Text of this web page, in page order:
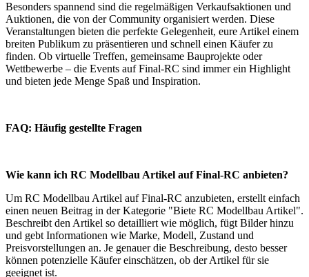
Besonders spannend sind die regelmäßigen Verkaufsaktionen und
Auktionen, die von der Community organisiert werden. Diese
Veranstaltungen bieten die perfekte Gelegenheit, eure Artikel einem
breiten Publikum zu präsentieren und schnell einen Käufer zu
finden. Ob virtuelle Treffen, gemeinsame Bauprojekte oder
Wettbewerbe – die Events auf Final-RC sind immer ein Highlight
und bieten jede Menge Spaß und Inspiration.
FAQ: Häufig gestellte Fragen
Wie kann ich RC Modellbau Artikel auf Final-RC anbieten?
Um RC Modellbau Artikel auf Final-RC anzubieten, erstellt einfach
einen neuen Beitrag in der Kategorie "Biete RC Modellbau Artikel".
Beschreibt den Artikel so detailliert wie möglich, fügt Bilder hinzu
und gebt Informationen wie Marke, Modell, Zustand und
Preisvorstellungen an. Je genauer die Beschreibung, desto besser
können potenzielle Käufer einschätzen, ob der Artikel für sie
geeignet ist.